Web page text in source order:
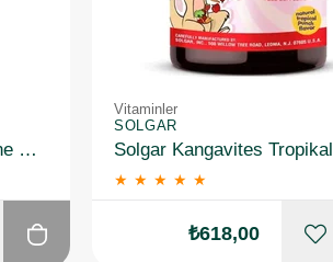
Voonka Vitamin C Glutathione Complex Efervesan 15 Tablet
Vitaminler
SOLGAR
★ ★ ★ ★ ★
₺618,00